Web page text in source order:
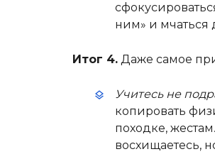
ним» и мчаться
Итог 4. Даже самое
Учитесь не
копировать
походке,
восхищаетесь,